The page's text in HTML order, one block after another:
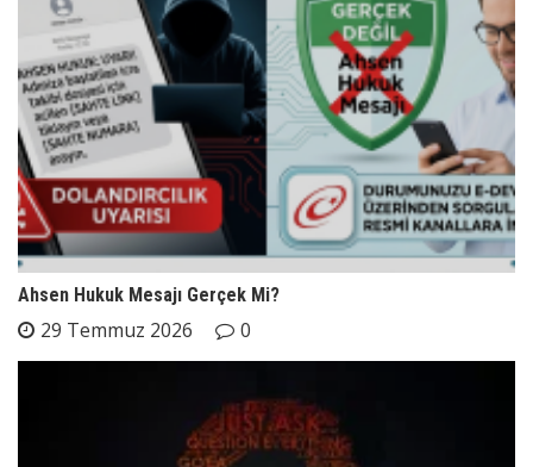
Ahsen Hukuk Mesajı Gerçek Mi?
29 Temmuz 2026 0